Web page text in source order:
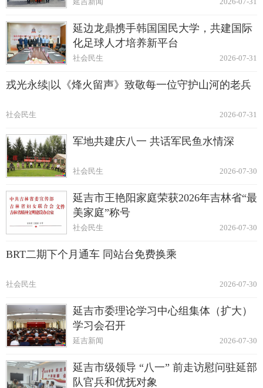
延边龙鼎携手韩国国民大学，共建国际
化足球人才培养新平台
2026-07-31
社会民生
戎光永续|以《烽火留声》致敬每一位守护山河的老兵
2026-07-31
社会民生
军地共建庆八一 共话军民鱼水情深
2026-07-30
社会民生
延吉市王艳阳家庭荣获2026年吉林省“最
美家庭”称号
2026-07-30
社会民生
BRT二期下个月通车 同站台免费换乘
2026-07-30
社会民生
延吉市委理论学习中心组集体（扩大）
学习会召开
2026-07-30
延吉新闻
延吉市级领导 “八一” 前走访慰问驻延部
队官兵和优抚对象